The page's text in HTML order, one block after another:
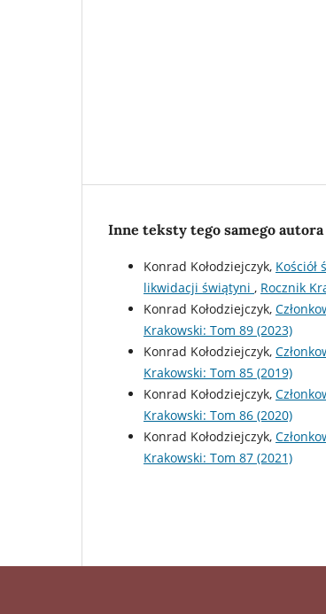
Inne teksty tego samego autora
Konrad Kołodziejczyk,
likwidacji świątyni , Rocznik
Konrad Kołodziejczyk,
Krakowski: Tom 89 (2023)
Konrad Kołodziejczyk,
Krakowski: Tom 85 (2019)
Konrad Kołodziejczyk,
Krakowski: Tom 86 (2020)
Konrad Kołodziejczyk,
Krakowski: Tom 87 (2021)